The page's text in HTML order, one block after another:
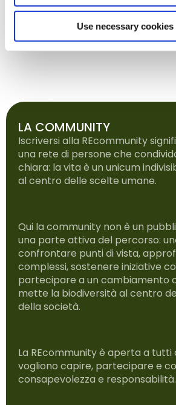
Use necessary
17 LUGLIO 2026
LA COMMUNITY
Iscriversi alla REcommunity
una rete di persone che
chiara: la vita è un unicum
al centro delle scelte umane.
Qui la community non è un
una parte attiva del percorso:
confrontare punti di vista,
complessi, sostenere iniziative
partecipare a un cambiamento
mette la biodiversità al centro
della società.
La REcommunity è aperta a tutti
vogliono capire, partecipare e
consapevolezza e responsabilità.